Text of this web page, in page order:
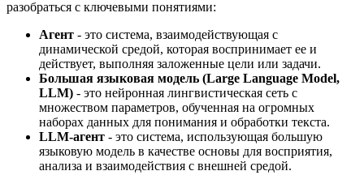
разобраться с ключевыми понятиями:
Агент - это система, взаимодействующая с
динамической средой, которая воспринимает ее и
действует, выполняя заложенные цели или задачи.
Большая языковая модель (Large Language Model,
LLM) - это нейронная лингвистическая сеть с
множеством параметров, обученная на огромных
наборах данных для понимания и обработки текста.
LLM-агент - это система, использующая большую
языковую модель в качестве основы для восприятия,
анализа и взаимодействия с внешней средой.